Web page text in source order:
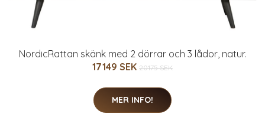
NordicRattan skänk med 2 dörrar och 3 lådor, natur.
17149 SEK 20175 SEK
MER INFO!